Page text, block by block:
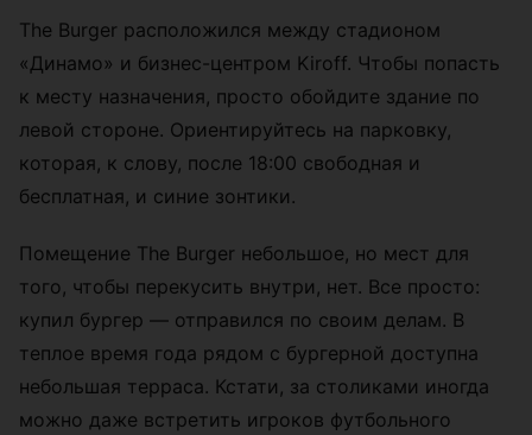
The Burger расположился между стадионом
«Динамо» и бизнес-центром Kiroff. Чтобы попасть
к месту назначения, просто обойдите здание по
левой стороне. Ориентируйтесь на парковку,
которая, к слову, после 18:00 свободная и
бесплатная, и синие зонтики.
Помещение The Burger небольшое, но мест для
того, чтобы перекусить внутри, нет. Все просто:
купил бургер — отправился по своим делам. В
теплое время года рядом с бургерной доступна
небольшая терраса. Кстати, за столиками иногда
можно даже встретить игроков футбольного